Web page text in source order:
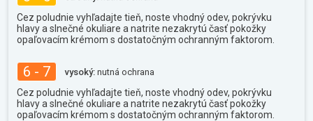
Cez poludnie vyhľadajte tieň, noste vhodný odev, pokrývku
hlavy a slnečné okuliare a natrite nezakrytú časť pokožky
opaľovacím krémom s dostatočným ochranným faktorom.
6 - 7 vysoký: nutná ochrana
Cez poludnie vyhľadajte tieň, noste vhodný odev, pokrývku
hlavy a slnečné okuliare a natrite nezakrytú časť pokožky
opaľovacím krémom s dostatočným ochranným faktorom.